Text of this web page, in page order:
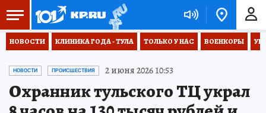
НОВОСТИ КЛИНИКА ГОДА - ТУЛА ТОЛЬКО У НАС ВОЕНКОРЫ
НОВОСТИ ПРОИСШЕСТВИЯ 2 июня 2026 10:53
Охранник тульского ТЦ украл